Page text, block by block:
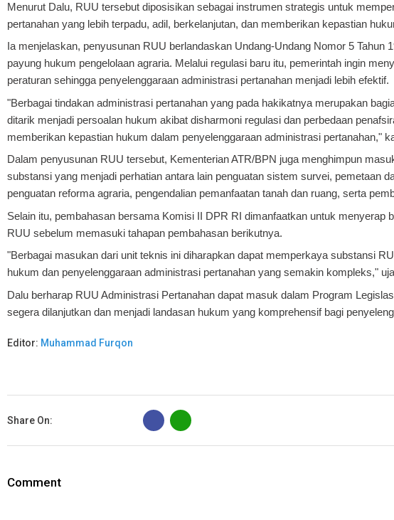
Menurut Dalu, RUU tersebut diposisikan sebagai instrumen strategis untuk
pertanahan yang lebih terpadu, adil, berkelanjutan, dan memberikan kepastian
Ia menjelaskan, penyusunan RUU berlandaskan Undang-Undang Nomor 5
payung hukum pengelolaan agraria. Melalui regulasi baru itu, pemerintah ingin
peraturan sehingga penyelenggaraan administrasi pertanahan menjadi lebih efektif.
"Berbagai tindakan administrasi pertanahan yang pada hakikatnya merupakan
ditarik menjadi persoalan hukum akibat disharmoni regulasi dan perbedaan
memberikan kepastian hukum dalam penyelenggaraan administrasi pertanahan,"
Dalam penyusunan RUU tersebut, Kementerian ATR/BPN juga menghimpun
substansi yang menjadi perhatian antara lain penguatan sistem survei, pemetaan
penguatan reforma agraria, pengendalian pemanfaatan tanah dan ruang, serta
Selain itu, pembahasan bersama Komisi II DPR RI dimanfaatkan untuk
RUU sebelum memasuki tahapan pembahasan berikutnya.
"Berbagai masukan dari unit teknis ini diharapkan dapat memperkaya substansi
hukum dan penyelenggaraan administrasi pertanahan yang semakin kompleks,"
Dalu berharap RUU Administrasi Pertanahan dapat masuk dalam Program
segera dilanjutkan dan menjadi landasan hukum yang komprehensif bagi
Editor: Muhammad Furqon
Share On:
B
Comment